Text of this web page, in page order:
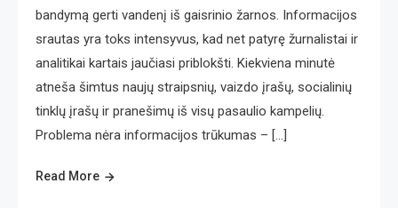
bandymą gerti vandenį iš gaisrinio žarnos. Informacijos
srautas yra toks intensyvus, kad net patyrę žurnalistai ir
analitikai kartais jaučiasi priblokšti. Kiekviena minutė
atneša šimtus naujų straipsnių, vaizdo įrašų, socialinių
tinklų įrašų ir pranešimų iš visų pasaulio kampelių.
Problema nėra informacijos trūkumas – […]
Read More